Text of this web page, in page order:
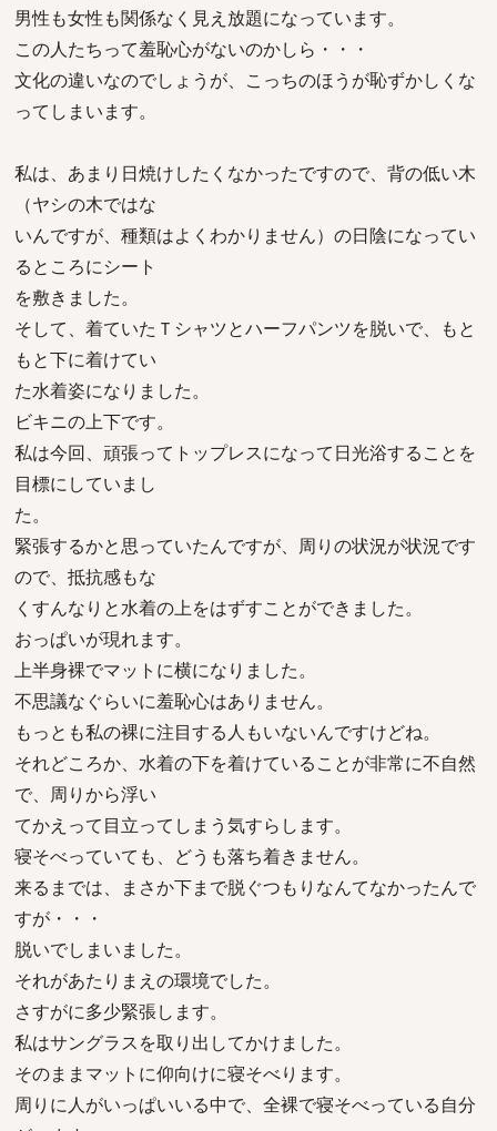
男性も女性も関係なく見え放題になっています。
この人たちって羞恥心がないのかしら・・・
文化の違いなのでしょうが、こっちのほうが恥ずかしくな
ってしまいます。
私は、あまり日焼けしたくなかったですので、背の低い木
（ヤシの木ではな
いんですが、種類はよくわかりません）の日陰になってい
るところにシート
を敷きました。
そして、着ていたＴシャツとハーフパンツを脱いで、もと
もと下に着けてい
た水着姿になりました。
ビキニの上下です。
私は今回、頑張ってトップレスになって日光浴することを
目標にしていまし
た。
緊張するかと思っていたんですが、周りの状況が状況です
ので、抵抗感もな
くすんなりと水着の上をはずすことができました。
おっぱいが現れます。
上半身裸でマットに横になりました。
不思議なぐらいに羞恥心はありません。
もっとも私の裸に注目する人もいないんですけどね。
それどころか、水着の下を着けていることが非常に不自然
で、周りから浮い
てかえって目立ってしまう気すらします。
寝そべっていても、どうも落ち着きません。
来るまでは、まさか下まで脱ぐつもりなんてなかったんで
すが・・・
脱いでしまいました。
それがあたりまえの環境でした。
さすがに多少緊張します。
私はサングラスを取り出してかけました。
そのままマットに仰向けに寝そべります。
周りに人がいっぱいいる中で、全裸で寝そべっている自分